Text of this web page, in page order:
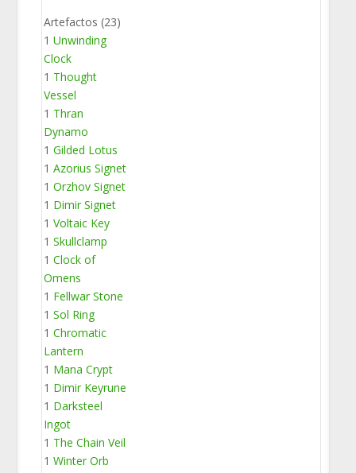
Artefactos (23)
1 Unwinding
Clock
1 Thought
Vessel
1 Thran
Dynamo
1 Gilded Lotus
1 Azorius Signet
1 Orzhov Signet
1 Dimir Signet
1 Voltaic Key
1 Skullclamp
1 Clock of
Omens
1 Fellwar Stone
1 Sol Ring
1 Chromatic
Lantern
1 Mana Crypt
1 Dimir Keyrune
1 Darksteel
Ingot
1 The Chain Veil
1 Winter Orb